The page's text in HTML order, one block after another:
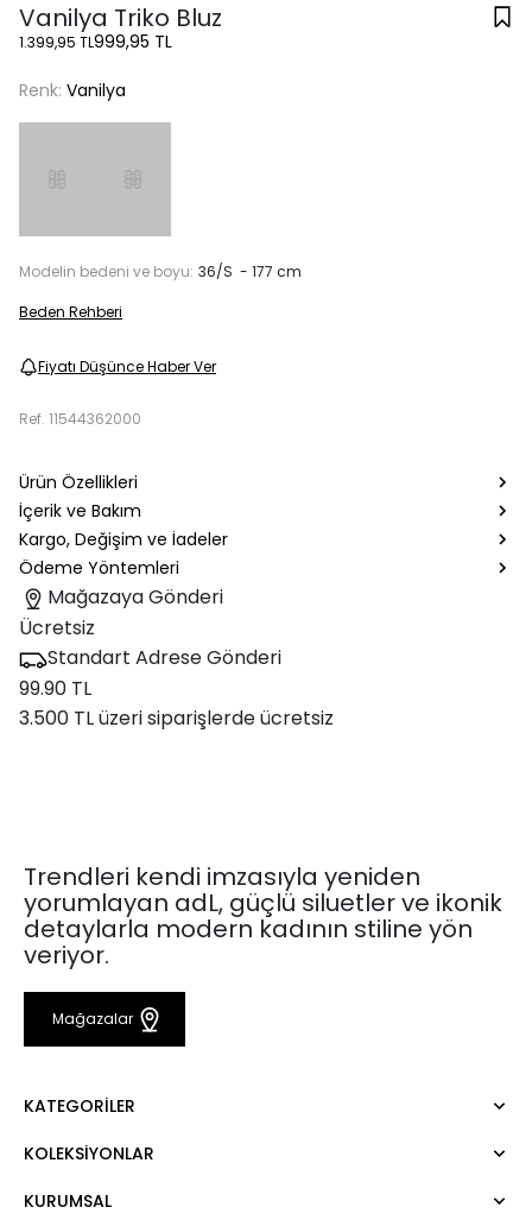
Vanilya Triko Bluz
1.399,95 TL999,95 TL
Renk: Vanilya
Modelin bedeni ve boyu: 36/S - 177 cm
Beden Rehberi
Fiyatı Düşünce Haber Ver
Ref. 11544362000
Ürün Özellikleri
İçerik ve Bakım
Kargo, Değişim ve İadeler
Ödeme Yöntemleri
Mağazaya Gönderi
Ücretsiz
Standart Adrese Gönderi
99.90 TL
3.500 TL üzeri siparişlerde ücretsiz
Trendleri kendi imzasıyla yeniden
yorumlayan adL, güçlü siluetler ve ikonik
detaylarla modern kadının stiline yön
veriyor.
Mağazalar
KATEGORILER
Elbise
KOLEKSIYONLAR
Mert Aslan
KURUMSAL